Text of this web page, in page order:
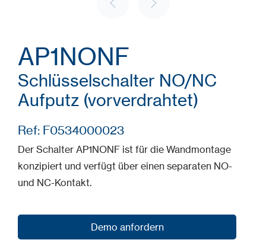
AP1NONF
Schlüsselschalter NO/NC
Aufputz (vorverdrahtet)
Ref: F0534000023
Der Schalter AP1NONF ist für die Wandmontage
konzipiert und verfügt über einen separaten NO-
und NC-Kontakt.
Demo anfordern